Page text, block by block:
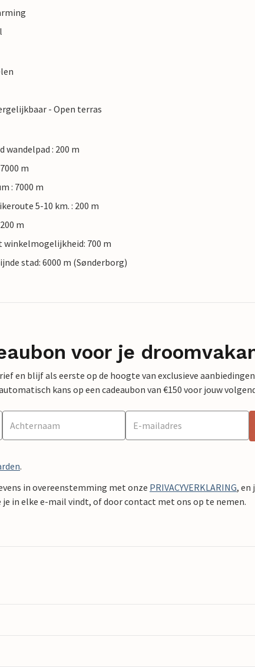
- Open terras
wandelpad : 200 m
m
: 7000 m
5-10 km. : 200 m
m
700 m
stad: 6000 m (Sønderborg)
voor je
en blijf als eerste op de hoogte van exclusieve
kans op een cadeaubon van €150 voor jouw
.
in overeenstemming met onze PRIVACYVERKLARING, en
in elke e-mail vindt, of door contact met ons op te nemen.